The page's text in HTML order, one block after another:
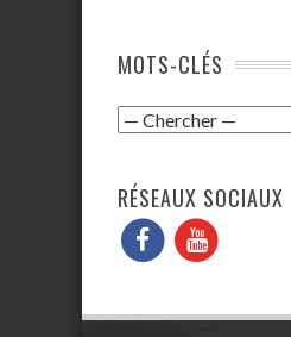
MOTS-CLÉS
RÉSEAUX SOCIAUX